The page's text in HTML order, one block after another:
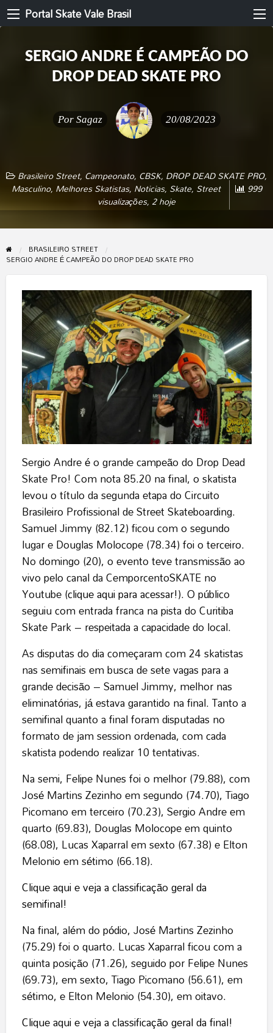
Portal Skate Vale Brasil
SERGIO ANDRE É CAMPEÃO DO
DROP DEAD SKATE PRO
Por Sagaz 20/08/2023
Brasileiro Street, Campeonato, CBSK, DROP DEAD SKATE PRO,
Masculino, Melhores Skatistas, Noticias, Skate, Street 999
visualizações, 2 hoje
BRASILEIRO STREET
SERGIO ANDRE É CAMPEÃO DO DROP DEAD SKATE PRO
Sergio Andre é o grande campeão do Drop Dead
Skate Pro! Com nota 85.20 na final, o skatista
levou o título da segunda etapa do Circuito
Brasileiro Profissional de Street Skateboarding.
Samuel Jimmy (82.12) ficou com o segundo
lugar e Douglas Molocope (78.34) foi o terceiro.
No domingo (20), o evento teve transmissão ao
vivo pelo canal da CemporcentoSKATE no
Youtube (clique aqui para acessar!). O público
seguiu com entrada franca na pista do Curitiba
Skate Park – respeitada a capacidade do local.
As disputas do dia começaram com 24 skatistas
nas semifinais em busca de sete vagas para a
grande decisão – Samuel Jimmy, melhor nas
eliminatórias, já estava garantido na final. Tanto a
semifinal quanto a final foram disputadas no
formato de jam session ordenada, com cada
skatista podendo realizar 10 tentativas.
Na semi, Felipe Nunes foi o melhor (79.88), com
José Martins Zezinho em segundo (74.70), Tiago
Picomano em terceiro (70.23), Sergio Andre em
quarto (69.83), Douglas Molocope em quinto
(68.08), Lucas Xaparral em sexto (67.38) e Elton
Melonio em sétimo (66.18).
Clique aqui e veja a classificação geral da
semifinal!
Na final, além do pódio, José Martins Zezinho
(75.29) foi o quarto. Lucas Xaparral ficou com a
quinta posição (71.26), seguido por Felipe Nunes
(69.73), em sexto, Tiago Picomano (56.61), em
sétimo, e Elton Melonio (54.30), em oitavo.
Clique aqui e veja a classificação geral da final!